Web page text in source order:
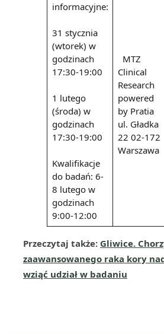
informacyjne:
31 stycznia
(wtorek) w
godzinach
17:30-19:00
1 lutego
(środa) w
godzinach
17:30-19:00
Kwalifikacje
do badań: 6-
8 lutego w
godzinach
9:00-12:00
MTZ
Clinical
Research
powered
by Pratia
ul. Gładka
22 02-172
Warszawa
Przeczytaj także: Gliwice.
zaawansowanego raka kory
wziąć udział w badaniu